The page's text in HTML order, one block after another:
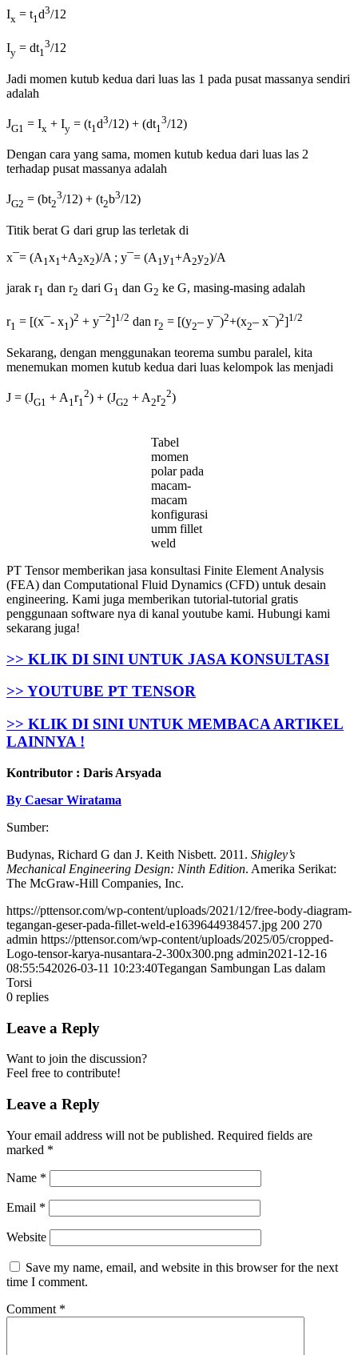
Ix = t1 d3/12
Iy = dt1
3/12
Jadi momen kutub kedua dari luas las 1 pada pusat massanya sendiri
adalah
JG1 = Ix + Iy = (t1 d3/12) + (dt1
3/12)
Dengan cara yang sama, momen kutub kedua dari luas las 2
terhadap pusat massanya adalah
JG2 = (bt2
3/12) + (t2b3/12)
Titik berat G dari grup las terletak di
x¯= (A 1 x1 +A2x2)/A ; y¯= (A 1 y1 +A2y2)/A
jarak r1 dan r2 dari G1 dan G2 ke G, masing-masing adalah
r1 = [(x¯- x1 )2 + y¯2]1/2 dan r2 = [(y2– y¯)2+(x2– x¯)2]1/2
Sekarang, dengan menggunakan teorema sumbu paralel, kita
menemukan momen kutub kedua dari luas kelompok las menjadi
J = (JG1 + A 1 r1
2) + (JG2 + A2r2
2)
Tabel
momen
polar pada
macam-
macam
konfigurasi
umm fillet
weld
PT Tensor memberikan jasa konsultasi Finite Element Analysis
(FEA) dan Computational Fluid Dynamics (CFD) untuk desain
engineering. Kami juga memberikan tutorial-tutorial gratis
penggunaan software nya di kanal youtube kami. Hubungi kami
sekarang juga!
>> KLIK DI SINI UNTUK JASA KONSULTASI
>> YOUTUBE PT TENSOR
>> KLIK DI SINI UNTUK MEMBACA ARTIKEL
LAINNYA !
Kontributor : Daris Arsyada
By Caesar Wiratama
Sumber:
Budynas, Richard G dan J. Keith Nisbett. 2011. Shigley’s
Mechanical Engineering Design: Ninth Edition. Amerika Serikat:
The McGraw-Hill Companies, Inc.
https://pttensor.com/wp-content/uploads/2021/12/free-body-diagram-
tegangan-geser-pada-fillet-weld-e1639644938457.jpg 200 270
admin https://pttensor.com/wp-content/uploads/2025/05/cropped-
Logo-tensor-karya-nusantara-2-300x300.png admin2021-12-16
08:55:542026-03-11 10:23:40Tegangan Sambungan Las dalam
Torsi
0 replies
Leave a Reply
Want to join the discussion?
Feel free to contribute!
Leave a Reply
Your email address will not be published. Required fields are
marked *
Name *
Email *
Website
Save my name, email, and website in this browser for the next
time I comment.
Comment *